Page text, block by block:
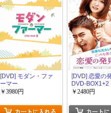
[DVD] モダン・ファ
ーマー
￥3980円
[DVD] 恋愛の
DVD-BOX1+2
版】(初回生
￥2480円